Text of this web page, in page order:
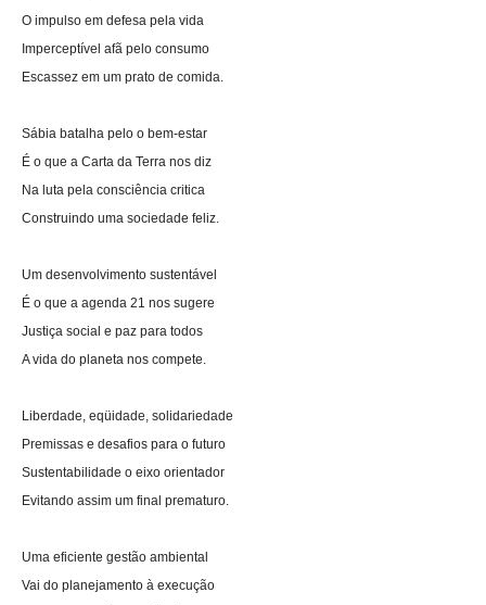
O impulso em defesa pela vida
Imperceptível afã pelo consumo
Escassez em um prato de comida.
Sábia batalha pelo o bem-estar
É o que a Carta da Terra nos diz
Na luta pela consciência critica
Construindo uma sociedade feliz.
Um desenvolvimento sustentável
É o que a agenda 21 nos sugere
Justiça social e paz para todos
A vida do planeta nos compete.
Liberdade, eqüidade, solidariedade
Premissas e desafios para o futuro
Sustentabilidade o eixo orientador
Evitando assim um final prematuro.
Uma eficiente gestão ambiental
Vai do planejamento à execução